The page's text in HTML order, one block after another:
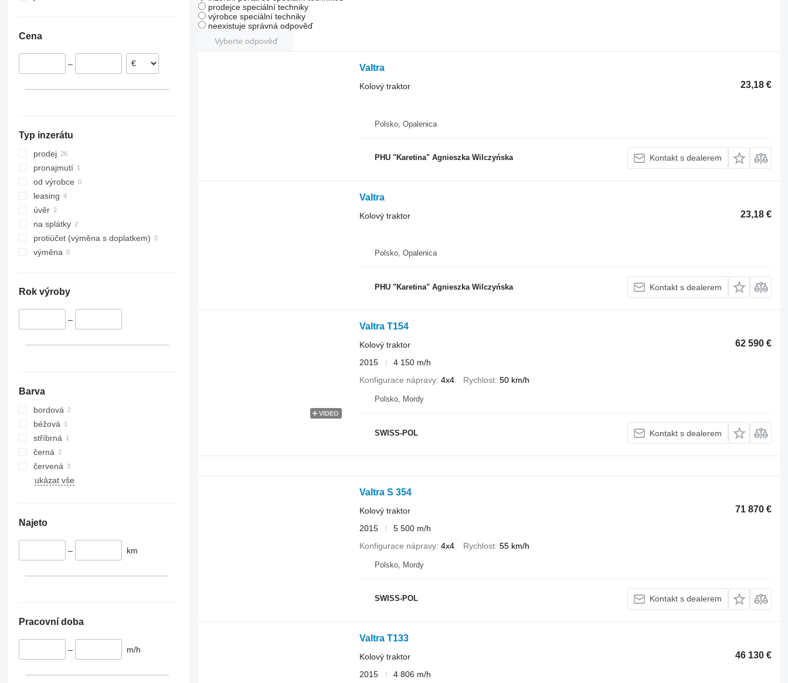
6430 Premium
6930
7230 R
7250
7260 R
7280 R
7290 R
7430
7720
7920
8310
8335 R
8400
Paprotnia
Tarnowo Podgórne
Kutno
ukázat vše
Rumunsko
Finsko
Cena
–
Typ inzerátu
prodej
pronajmutí
od výrobce
leasing
úvěr
na splátky
protiúčet (výměna s doplatkem)
výměna
Rok výroby
–
Barva
bordová
béžová
stříbrná
černá
červená
ukázat vše
Najeto
– km
Pracovní doba
– m/h
prodejce speciální techniky
výrobce speciální techniky
neexistuje správná odpověď
Vyberte odpověď
Valtra
23,18 €
Kolový traktor
Polsko, Opalenica
PHU "Karetina" Agnieszka Wilczyńska Kontakt s dealerem
Valtra
23,18 €
Kolový traktor
Polsko, Opalenica
PHU "Karetina" Agnieszka Wilczyńska Kontakt s dealerem
VIDEO
Valtra T154
62 590 €
Kolový traktor
2015
4 150 m/h
Konfigurace nápravy 4x4 Rychlost 50 km/h
Polsko, Mordy
SWISS-POL Kontakt s dealerem
Valtra S 354
71 870 €
Kolový traktor
2015
5 500 m/h
Konfigurace nápravy 4x4 Rychlost 55 km/h
Polsko, Mordy
SWISS-POL Kontakt s dealerem
Valtra T133
46 130 €
Kolový traktor
2015
4 806 m/h